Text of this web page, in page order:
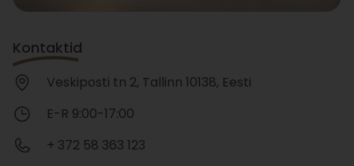
Kontaktid
Veskiposti tn 2, Tallinn 10138, Eesti
E-R 9:00-17:00
+ 372 58 363 123